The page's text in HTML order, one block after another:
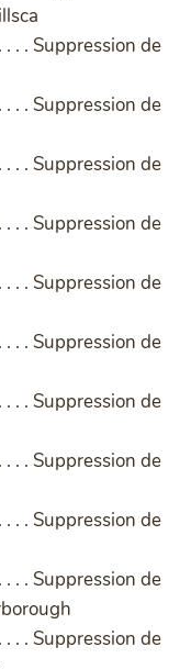
. . Suppression de
. . Suppression de
. . Suppression de
. . Suppression de
. . Suppression de
. . Suppression de
. . Suppression de
. . Suppression de
. . Suppression de
. . Suppression de
. . Suppression de